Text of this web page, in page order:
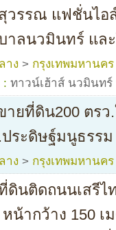
วรรณ แฟชั่นไอ
าลนวมินทร์ แล
าง > กรุงเทพมหานคร
: ทาวน์เฮ้าส์ นวมินทร์
ายที่ดิน200 ตรว
ระดิษฐ์มนูธรรม
าง > กรุงเทพมหานคร
ดินติดถนนเสรีไ
น้ากว้าง 150 เ